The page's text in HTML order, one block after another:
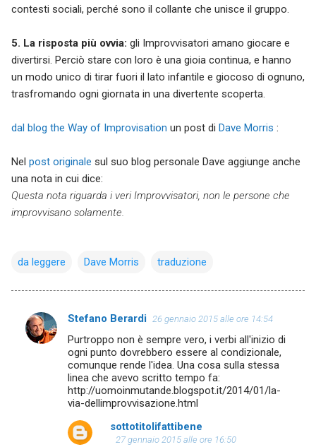
contesti sociali, perché sono il collante che unisce il gruppo.
5. La risposta più ovvia: gli Improvvisatori amano giocare e
divertirsi. Perciò stare con loro è una gioia continua, e hanno
un modo unico di tirar fuori il lato infantile e giocoso di ognuno,
trasfromando ogni giornata in una divertente scoperta.
dal blog the Way of Improvisation un post di Dave Morris :
Nel post originale sul suo blog personale Dave aggiunge anche
una nota in cui dice:
Questa nota riguarda i veri Improvvisatori, non le persone che
improvvisano solamente.
da leggere Dave Morris traduzione
C
Stefano Berardi 26 gennaio 2015 alle ore 14:54
Purtroppo non è sempre vero, i verbi all'inizio di
ogni punto dovrebbero essere al condizionale,
comunque rende l'idea. Una cosa sulla stessa
linea che avevo scritto tempo fa:
http://uomoinmutande.blogspot.it/2014/01/la-
via-dellimprovvisazione.html
sottotitolifattibene
27 gennaio 2015 alle ore 16:50